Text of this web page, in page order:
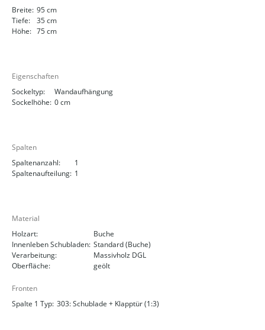
Breite: 95 cm
Tiefe:
35 cm
Höhe: 75 cm
Eigenschaften
Sockeltyp:
Wandaufhängung
Sockelhöhe: 0 cm
Spalten
Spaltenanzahl:
1
Spaltenaufteilung: 1
Material
Holzart:
Buche
Innenleben Schubladen: Standard (Buche)
Verarbeitung:
Massivholz DGL
Oberfläche:
geölt
Fronten
Spalte 1 Typ: 303: Schublade + Klapptür (1:3)